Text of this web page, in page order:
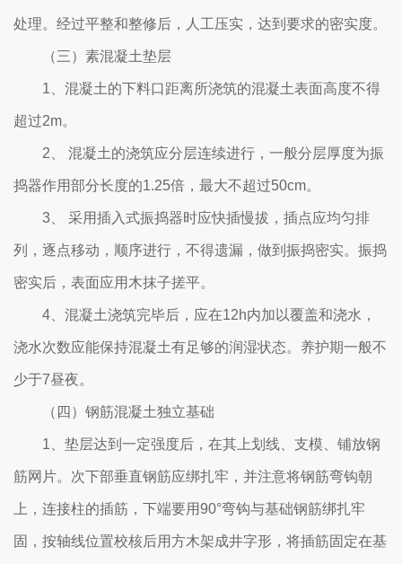
处理。经过平整和整修后，人工压实，达到要求的密实度。
（三）素混凝土垫层
1、混凝土的下料口距离所浇筑的混凝土表面高度不得
超过2m。
2、 混凝土的浇筑应分层连续进行，一般分层厚度为振
捣器作用部分长度的1.25倍，最大不超过50cm。
3、 采用插入式振捣器时应快插慢拔，插点应均匀排
列，逐点移动，顺序进行，不得遗漏，做到振捣密实。振捣
密实后，表面应用木抹子搓平。
4、混凝土浇筑完毕后，应在12h内加以覆盖和浇水，
浇水次数应能保持混凝土有足够的润湿状态。养护期一般不
少于7昼夜。
（四）钢筋混凝土独立基础
1、垫层达到一定强度后，在其上划线、支模、铺放钢
筋网片。次下部垂直钢筋应绑扎牢，并注意将钢筋弯钩朝
上，连接柱的插筋，下端要用90°弯钩与基础钢筋绑扎牢
固，按轴线位置校核后用方木架成井字形，将插筋固定在基